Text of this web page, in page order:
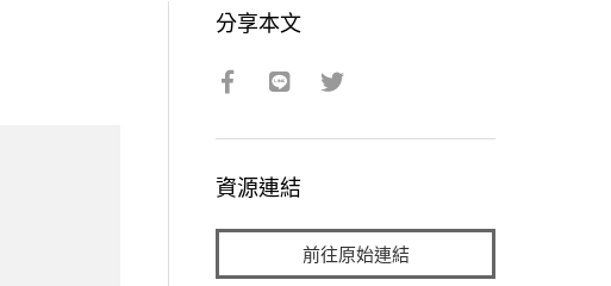
分享本文
資源連結
前往原始連結